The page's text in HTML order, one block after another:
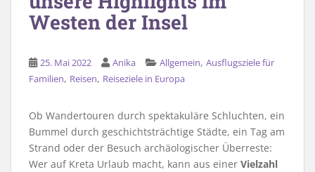
Westen der Insel
25. Mai 2022 Anika Allgemein, Ausflugsziele für
Familien, Reisen, Reiseziele in Europa
Ob Wandertouren durch spektakuläre Schluchten, ein
Bummel durch geschichtsträchtige Städte, ein Tag am
Strand oder der Besuch archäologischer Überreste:
Wer auf Kreta Urlaub macht, kann aus einer Vielzahl